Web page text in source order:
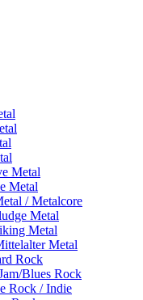
Metal
Metal
/ Metalcore
Metal
Metal
Metal
Rock
Blues Rock
Rock / Indie